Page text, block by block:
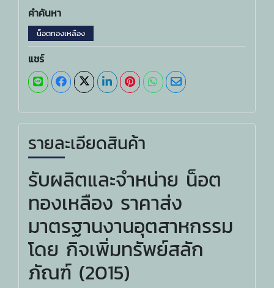
คำค้นหา
น็อตทองเหลือง
แชร์
รายละเอียดสินค้า
รับผลิตและจำหน่าย น็อต
ทองเหลือง ราคาส่ง
มาตรฐานงานอุตสาหกรรม
โดย กิจเพิ่มทรัพย์สลัก
ภัณฑ์ (2015)